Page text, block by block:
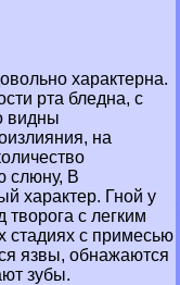
хаpaктерна.
рта бледна, с
видны
на
слюну, В
хаpaктер. Гной у
с легким
стадиях с примесью
язвы, обнажаются
зубы.